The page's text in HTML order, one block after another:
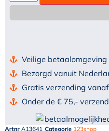
Veilige betaalomgeving
Bezorgd vanuit
Gratis verzending
Onder de € 75,-
Artnr A13641 Categorie 123shop